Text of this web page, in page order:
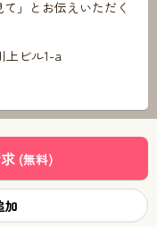
」とお伝えいただく
上ビル1-a
(無料)